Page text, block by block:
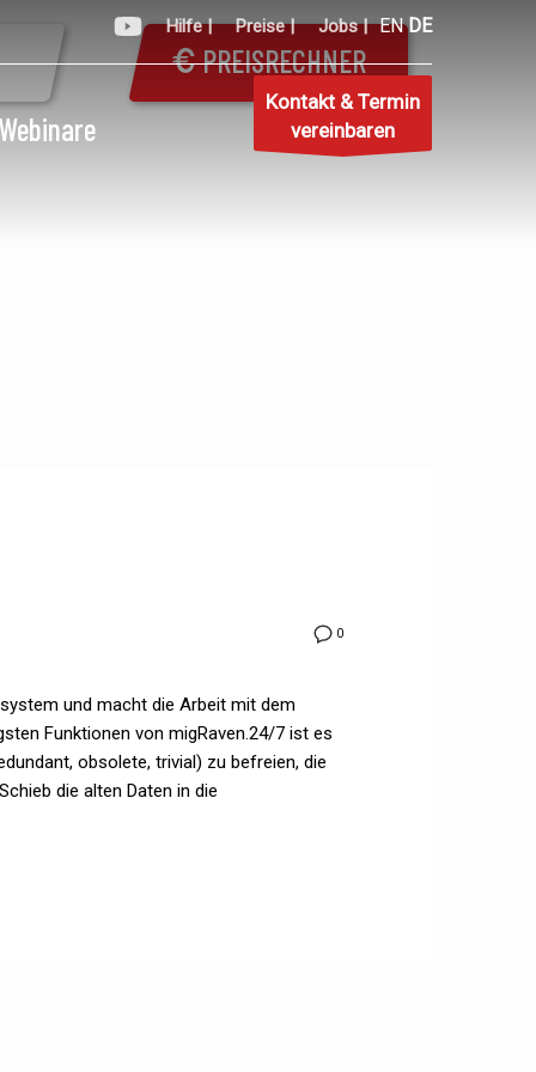
Hilfe | Preise | Jobs | EN DE
Webinare
Kontakt & Termin
vereinbaren
PREISRECHNER
0
und macht die Arbeit mit dem
Funktionen von migRaven.24/7 ist es
obsolete, trivial) zu befreien, die
die alten Daten in die